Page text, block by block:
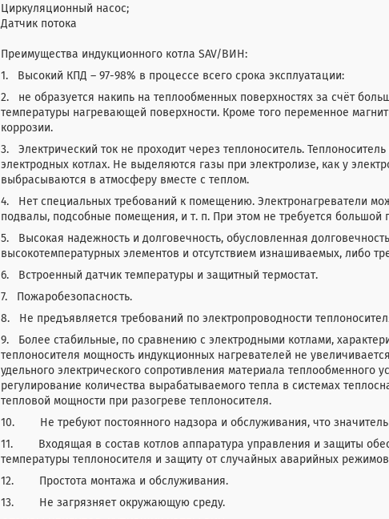
Циркуляционный насос;
Датчик потока
Преимущества индукционного котла SAV/ВИН:
1. Высокий КПД – 97-98% в процессе всего срока эксплуатации:
2. не образуется накипь на теплообменных поверхностях за счёт
температуры нагревающей поверхности. Кроме того переменное
коррозии.
3. Электрический ток не проходит через теплоноситель.
электродных котлах. Не выделяются газы при электролизе, как у
выбрасываются в атмосферу вместе с теплом.
4. Нет специальных требований к помещению. Электронагреватели
подвалы, подсобные помещения, и т. п. При этом не требуется
5. Высокая надежность и долговечность, обусловленная
высокотемпературных элементов и отсутствием изнашиваемых, либо
6. Встроенный датчик температуры и защитный термостат.
7. Пожаробезопасность.
8. Не предъявляется требований по электропроводности
9. Более стабильные, по сравнению с электродными котлами,
теплоносителя мощность индукционных нагревателей не
удельного электрического сопротивления материала теплообменного
регулирование количества вырабатываемого тепла в системах
тепловой мощности при разогреве теплоносителя.
10. Не требуют постоянного надзора и обслуживания, что
11. Входящая в состав котлов аппаратура управления и защиты
температуры теплоносителя и защиту от случайных аварийных
12. Простота монтажа и обслуживания.
13. Не загрязняет окружающую среду.